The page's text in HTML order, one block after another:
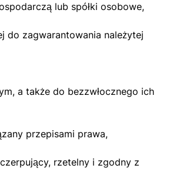
lub spółki osobowe,
do zagwarantowania należytej
a także do bezzwłocznego ich
przepisami prawa,
rzetelny i zgodny z